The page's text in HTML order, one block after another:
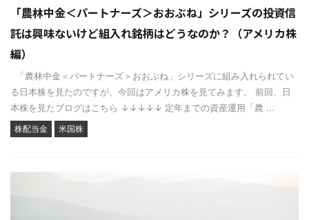
「農林中金＜パートナーズ＞おおぶね」シリーズの投資信
託は興味ないけど組入れ銘柄はどうなのか？（アメリカ株
編）
「農林中金＜パートナーズ＞おおぶね」シリーズに組み入れられてい
る日本株を見たのですが、今回はアメリカ株を見てみます。 前回、日
本株を見たブログはこちら ↓↓↓↓↓ 定年までの資産運用「農 ...
株配当金 米国株